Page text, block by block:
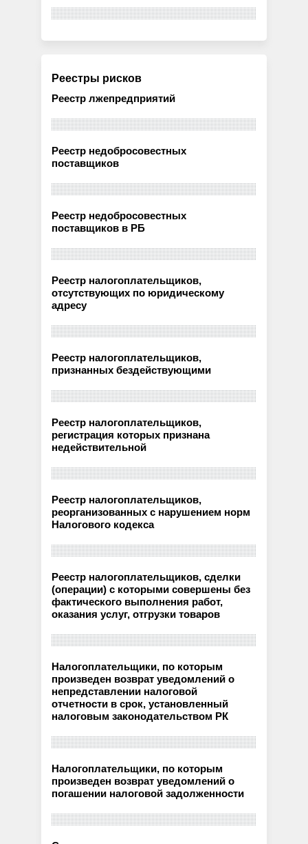
Реестры рисков
Реестр лжепредприятий
Реестр недобросовестных
поставщиков
Реестр недобросовестных
поставщиков в РБ
Реестр налогоплательщиков,
отсутствующих по юридическому
адресу
Реестр налогоплательщиков,
признанных бездействующими
Реестр налогоплательщиков,
регистрация которых признана
недействительной
Реестр налогоплательщиков,
реорганизованных с нарушением норм
Налогового кодекса
Реестр налогоплательщиков, сделки
(операции) с которыми совершены без
фактического выполнения работ,
оказания услуг, отгрузки товаров
Налогоплательщики, по которым
произведен возврат уведомлений о
непредставлении налоговой
отчетности в срок, установленный
налоговым законодательством РК
Налогоплательщики, по которым
произведен возврат уведомлений о
погашении налоговой задолженности